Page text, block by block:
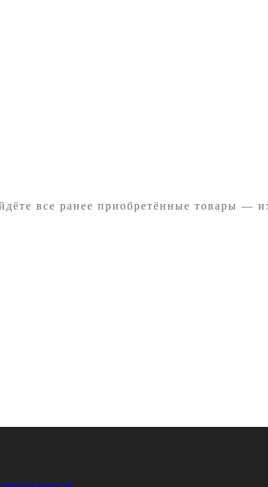
все ранее приобретённые товары —